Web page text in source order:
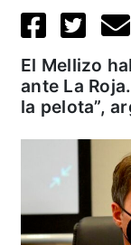
El Mellizo
ante La
la pelota”,